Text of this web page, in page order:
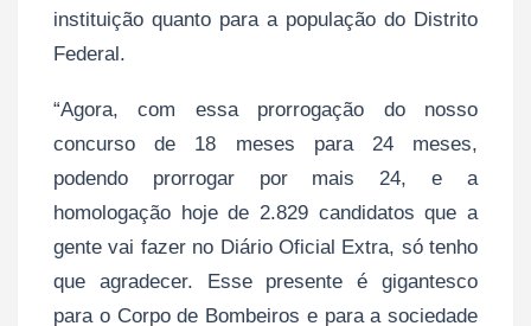
instituição quanto para a população do Distrito
Federal.
“Agora, com essa prorrogação do nosso
concurso de 18 meses para 24 meses,
podendo prorrogar por mais 24, e a
homologação hoje de 2.829 candidatos que a
gente vai fazer no Diário Oficial Extra, só tenho
que agradecer. Esse presente é gigantesco
para o Corpo de Bombeiros e para a sociedade